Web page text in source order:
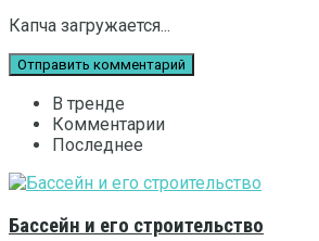
Капча загружается...
В тренде
Комментарии
Последнее
Бассейн и его строительство